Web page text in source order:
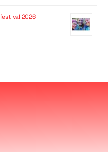
2026